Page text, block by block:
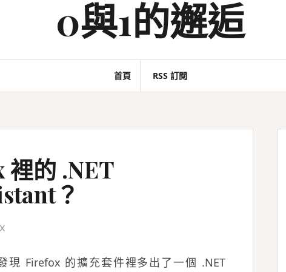
0與1的邂逅
首頁 RSS 訂閱
裡的 .NET
？
現 Firefox 的擴充套件裡多出了一個 .NET